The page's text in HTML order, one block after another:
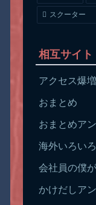
スクーター
相互サイト
アクセス爆
おまとめ
おまとめア
海外いろい
会社員の僕
かけだしア